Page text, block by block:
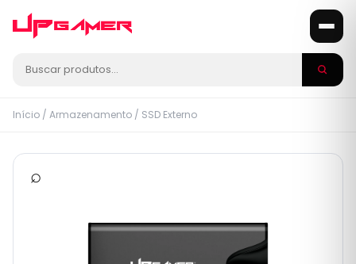
Início / Armazenamento / SSD Externo
⌕